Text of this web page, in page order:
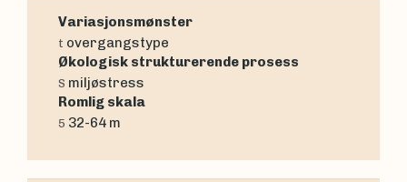
Variasjonsmønster
t overgangstype
Økologisk strukturerende prosess
S miljøstress
Romlig skala
5 32-64 m